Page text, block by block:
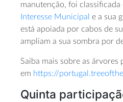
manutenção, foi classificada
Interesse Municipal e a sua
está apoiada por cabos de
ampliam a sua sombra por
Saiba mais sobre as árvores
em https://
Quinta